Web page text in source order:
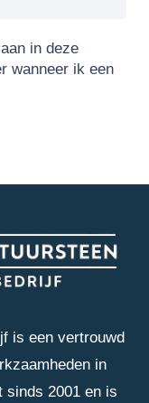
in deze
wanneer ik een
is een vertrouwd
in
sinds 2001 en is